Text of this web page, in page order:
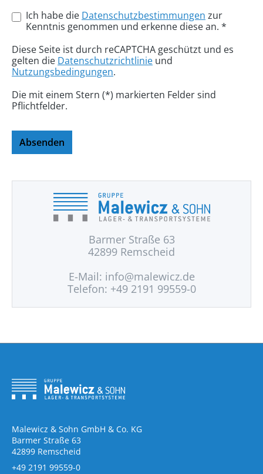
Ich habe die Datenschutzbestimmungen zur
Kenntnis genommen und erkenne diese an. *
Diese Seite ist durch reCAPTCHA geschützt und es
gelten die Datenschutzrichtlinie und
Nutzungsbedingungen.
Die mit einem Stern (*) markierten Felder sind
Pflichtfelder.
Absenden
Barmer Straße 63
42899 Remscheid
E-Mail: info@malewicz.de
Telefon: +49 2191 99559-0
Malewicz & Sohn GmbH & Co. KG
Barmer Straße 63
42899 Remscheid
+49 2191 99559-0